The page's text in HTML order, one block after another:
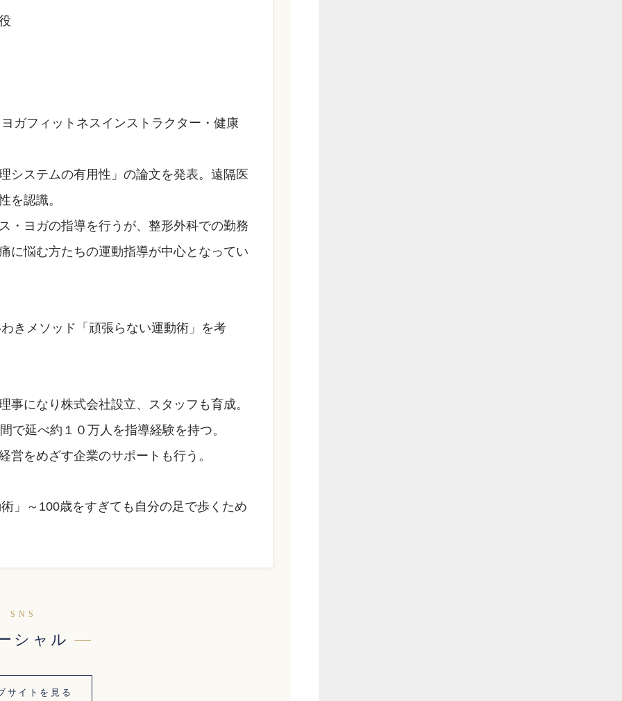
ガフィットネスインストラクター・健康
システムの有用性」の論文を発表。遠隔医
を認識。
・ヨガの指導を行うが、整形外科での勤務
に悩む方たちの運動指導が中心となってい
きメソッド「頑張らない運動術」を考
事になり株式会社設立、スタッフも育成。
で延べ約１０万人を指導経験を持つ。
営をめざす企業のサポートも行う。
」～100歳をすぎても自分の足で歩くため
SNS
シャル
サイトを見る